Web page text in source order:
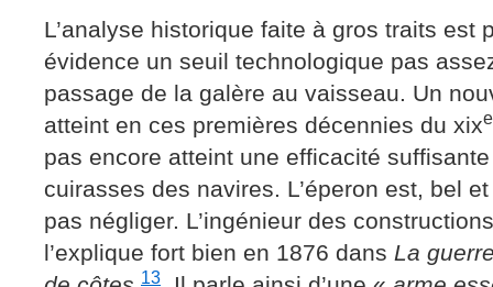
L’analyse historique faite à gros traits est
évidence un seuil technologique pas
passage de la galère au vaisseau. Un
atteint en ces premières décennies du xixe
pas encore atteint une efficacité
cuirasses des navires. L’éperon est, bel
pas négliger. L’ingénieur des
l’explique fort bien en 1876 dans La
13